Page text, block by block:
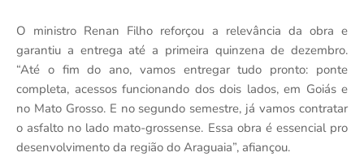
O ministro Renan Filho reforçou a relevância da obra e
garantiu a entrega até a primeira quinzena de dezembro.
“Até o fim do ano, vamos entregar tudo pronto: ponte
completa, acessos funcionando dos dois lados, em Goiás e
no Mato Grosso. E no segundo semestre, já vamos contratar
o asfalto no lado mato-grossense. Essa obra é essencial pro
desenvolvimento da região do Araguaia”, afiançou.